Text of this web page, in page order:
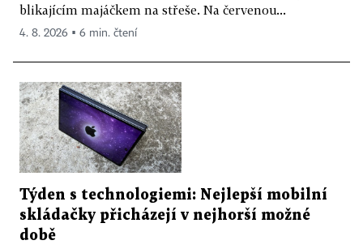
blikajícím majáčkem na střeše. Na červenou...
4. 8. 2026 ▪ 6 min. čtení
Týden s technologiemi: Nejlepší mobilní
skládačky přicházejí v nejhorší možné
době